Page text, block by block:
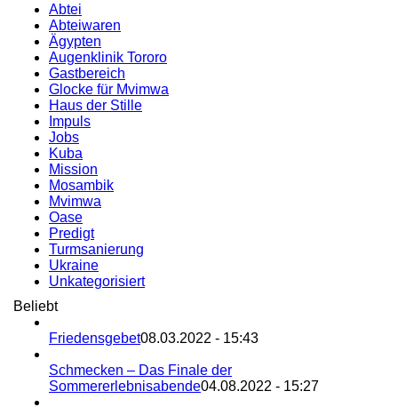
Abtei
Abteiwaren
Ägypten
Augenklinik Tororo
Gastbereich
Glocke für Mvimwa
Haus der Stille
Impuls
Jobs
Kuba
Mission
Mosambik
Mvimwa
Oase
Predigt
Turmsanierung
Ukraine
Unkategorisiert
Beliebt
Friedensgebet08.03.2022 - 15:43
Schmecken – Das Finale der
Sommererlebnisabende04.08.2022 - 15:27